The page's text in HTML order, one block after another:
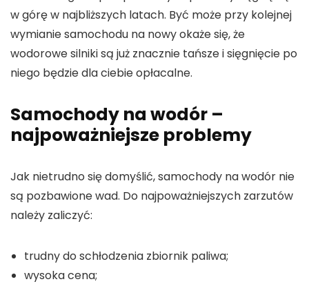
w górę w najbliższych latach. Być może przy kolejnej
wymianie samochodu na nowy okaże się, że
wodorowe silniki są już znacznie tańsze i sięgnięcie po
niego będzie dla ciebie opłacalne.
Samochody na wodór –
najpoważniejsze problemy
Jak nietrudno się domyślić, samochody na wodór nie
są pozbawione wad. Do najpoważniejszych zarzutów
należy zaliczyć:
trudny do schłodzenia zbiornik paliwa;
wysoka cena;